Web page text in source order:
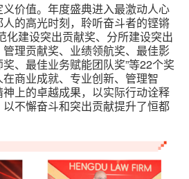
价值。年度盛典进入最激动人心
的高光时刻，聆听奋斗者的铿锵
化建设突出贡献奖、分所建设突出
理贡献奖、业绩领航奖、最佳影
、最佳业务赋能团队奖”等22个奖
商业成就、专业创新、管理智
上的卓越成果，以实际行动诠释
不懈奋斗和突出贡献提升了恒都